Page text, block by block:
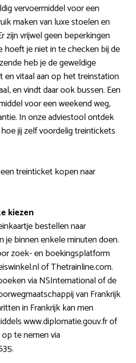
vervoermiddel voor een
maken van luxe stoelen en
zijn vrijwel geen beperkingen
hoeft je niet in te checken bij de
heb je de geweldige
en vitaal aan op het treinstation
en vindt daar ook bussen. Een
voor een weekend weg,
In onze adviestool ontdek
jij zelf voordelig treintickets
treinticket kopen naar
kiezen
bestellen naar
je binnen enkele minuten doen.
zoek- en boekingsplatform
of Thetrainline.com.
via NSInternational of de
van Frankrijk
in Frankrijk kan men
www.diplomatie.gouv.fr of
te nemen via